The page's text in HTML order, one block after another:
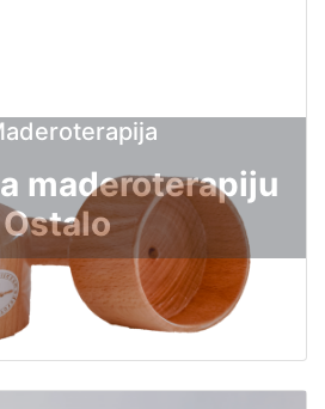
maderoterapiju
Ostalo